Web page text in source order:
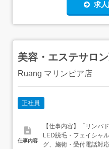
求
美容・エステサロ
Ruang マリンピア店
正社員
仕事内容
【仕事内容】「リンパ
LED脱毛・フェイシャ
グ、施術・受付電話対